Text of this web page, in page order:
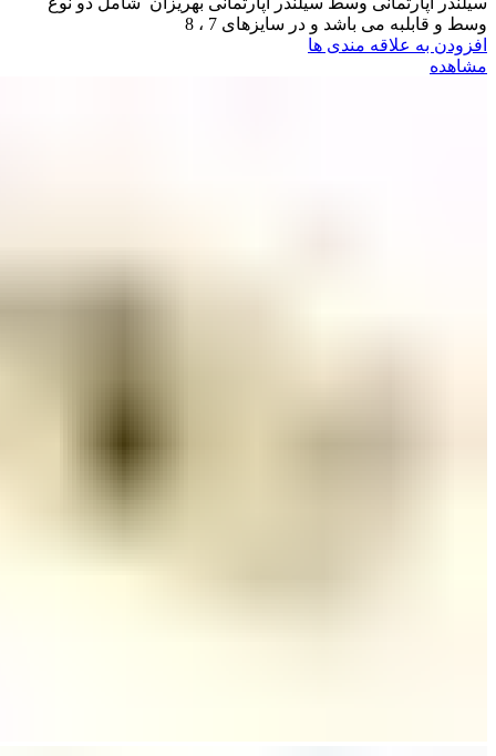
وسط و قابلبه می باشد و در سایزهای 7 ، 8
افزودن به علاقه مندی ها
مشاهده